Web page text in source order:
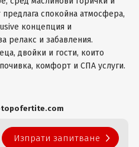
спокойна атмосфера,
концепция и
релакс и забавления.
двойки и гости, които
комфорт и СПА услуги.
Изпрати запитване